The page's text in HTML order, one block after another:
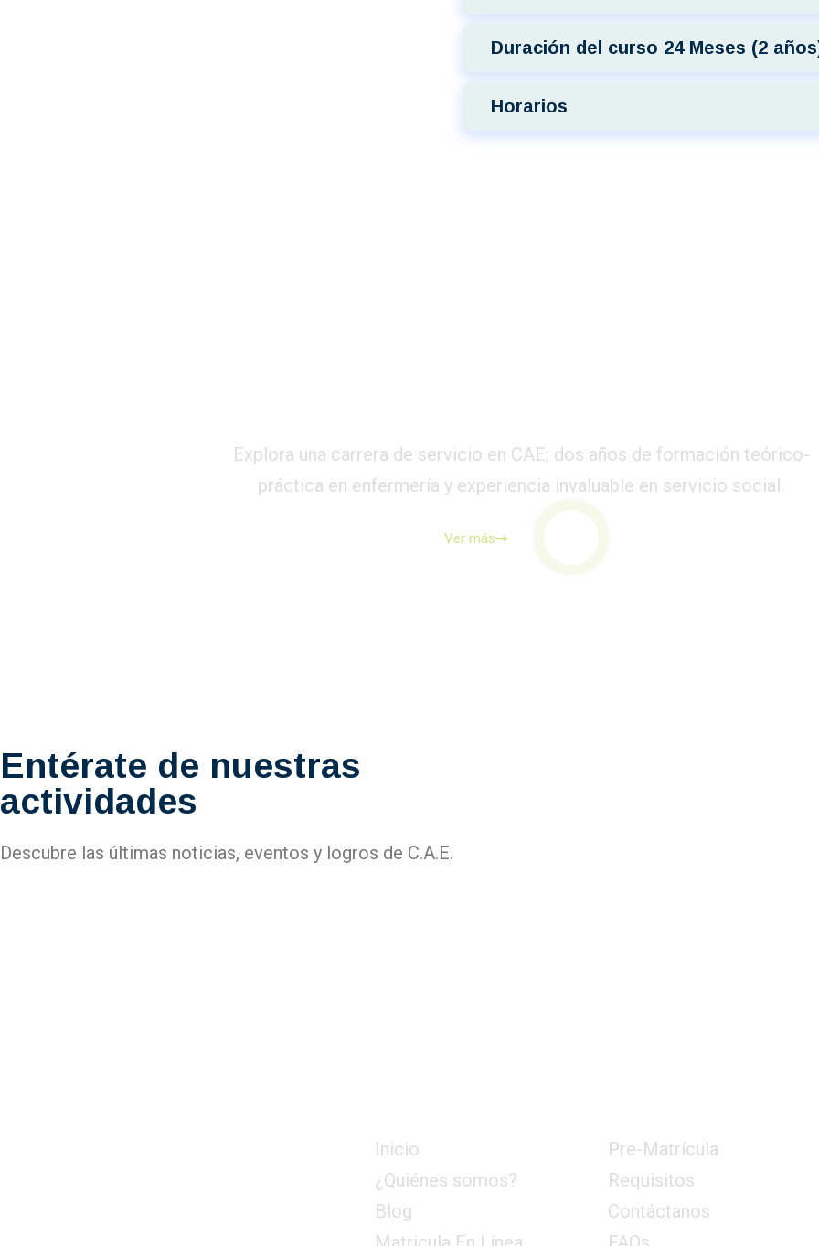
Duración del curso 24 Meses (2
Horarios
Explora una carrera de servicio en CAE; dos años de formación teórico-
práctica en enfermería y experiencia invaluable en servicio social.
Ver más
Entérate de nuestras
actividades
Descubre las últimas noticias, eventos y logros de C.A.E.
Inicio
¿Quiénes somos?
Blog
Pre-Matrícula
Requisitos
Contáctanos